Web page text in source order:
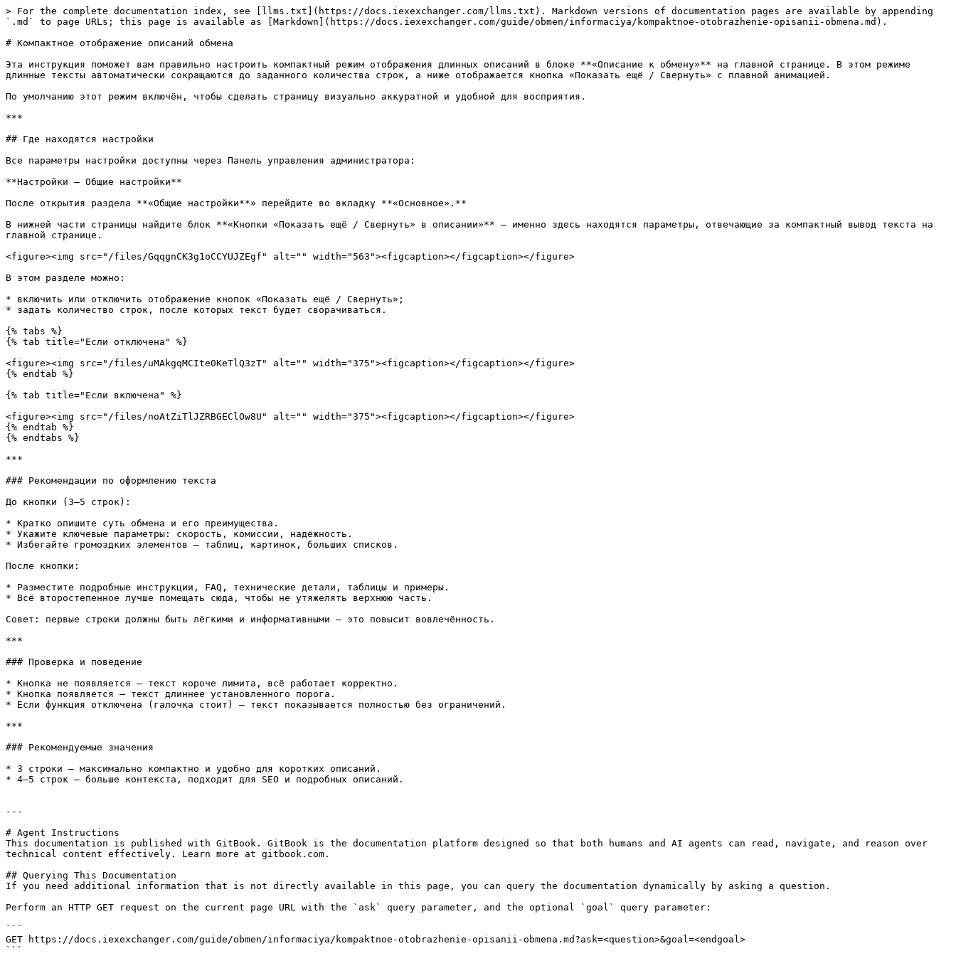
> For the complete documentation index, see [llms.txt](https://docs.iexexchanger.com/llms.txt). Markdown versions of documentation pages are available by appending
`.md` to page URLs; this page is available as [Markdown](https://docs.iexexchanger.com/guide/obmen/informaciya/kompaktnoe-otobrazhenie-opisanii-obmena.md).
# Компактное отображение описаний обмена
Эта инструкция поможет вам правильно настроить компактный режим отображения длинных описаний в блоке **«Описание к обмену»** на главной странице. В этом режиме
длинные тексты автоматически сокращаются до заданного количества строк, а ниже отображается кнопка «Показать ещё / Свернуть» с плавной анимацией.
По умолчанию этот режим включён, чтобы сделать страницу визуально аккуратной и удобной для восприятия.
***
## Где находятся настройки
Все параметры настройки доступны через Панель управления администратора:
**Настройки — Общие настройки**
После открытия раздела **«Общие настройки**» перейдите во вкладку **«Основное».**
В нижней части страницы найдите блок **«Кнопки «Показать ещё / Свернуть» в описании»** — именно здесь находятся параметры, отвечающие за компактный вывод текста на
главной странице.
<figure><img src="/files/GqqgnCK3g1oCCYUJZEgf" alt="" width="563"><figcaption></figcaption></figure>
В этом разделе можно:
* включить или отключить отображение кнопок «Показать ещё / Свернуть»;
* задать количество строк, после которых текст будет сворачиваться.
{% tabs %}
{% tab title="Если отключена" %}
<figure><img src="/files/uMAkgqMCIte0KeTlQ3zT" alt="" width="375"><figcaption></figcaption></figure>
{% endtab %}
{% tab title="Если включена" %}
<figure><img src="/files/noAtZiTlJZRBGEClOw8U" alt="" width="375"><figcaption></figcaption></figure>
{% endtab %}
{% endtabs %}
***
### Рекомендации по оформлению текста
До кнопки (3–5 строк):
* Кратко опишите суть обмена и его преимущества.
* Укажите ключевые параметры: скорость, комиссии, надёжность.
* Избегайте громоздких элементов — таблиц, картинок, больших списков.
После кнопки:
* Разместите подробные инструкции, FAQ, технические детали, таблицы и примеры.
* Всё второстепенное лучше помещать сюда, чтобы не утяжелять верхнюю часть.
Совет: первые строки должны быть лёгкими и информативными — это повысит вовлечённость.
***
### Проверка и поведение
* Кнопка не появляется — текст короче лимита, всё работает корректно.
* Кнопка появляется — текст длиннее установленного порога.
* Если функция отключена (галочка стоит) — текст показывается полностью без ограничений.
***
### Рекомендуемые значения
* 3 строки — максимально компактно и удобно для коротких описаний.
* 4–5 строк — больше контекста, подходит для SEO и подробных описаний.
---
# Agent Instructions
This documentation is published with GitBook. GitBook is the documentation platform designed so that both humans and AI agents can read, navigate, and reason over
technical content effectively. Learn more at gitbook.com.
## Querying This Documentation
If you need additional information that is not directly available in this page, you can query the documentation dynamically by asking a question.
Perform an HTTP GET request on the current page URL with the `ask` query parameter, and the optional `goal` query parameter:
```
GET https://docs.iexexchanger.com/guide/obmen/informaciya/kompaktnoe-otobrazhenie-opisanii-obmena.md?ask=<question>&goal=<endgoal>
```